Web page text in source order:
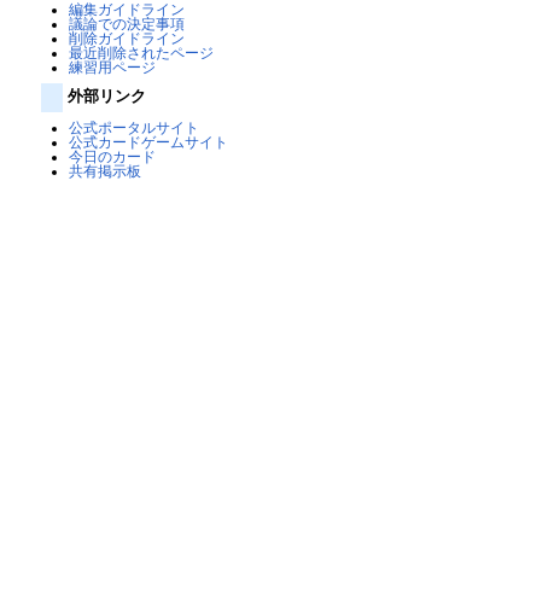
編集ガイドライン
議論での決定事項
削除ガイドライン
最近削除されたページ
練習用ページ
外部リンク
公式ポータルサイト
公式カードゲームサイト
今日のカード
共有掲示板